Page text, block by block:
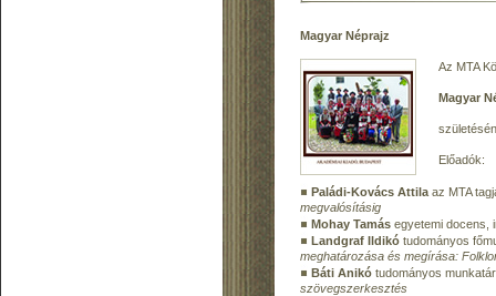
Magyar Néprajz
Az MTA
Magyar
Előadók:
Paládi-Kovács Attila az MTA
megvalósításig
Mohay Tamás egyetemi docens,
Landgraf Ildikó tudományos
meghatározása és megírása:
Báti Anikó tudományos
szövegszerkesztés